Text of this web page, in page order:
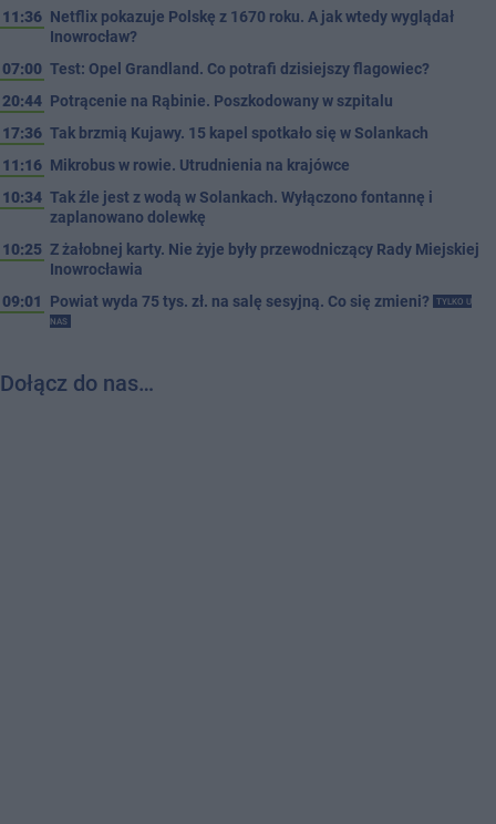
11:36 Netflix pokazuje Polskę z 1670 roku. A jak wtedy wyglądał
Inowrocław?
07:00 Test: Opel Grandland. Co potrafi dzisiejszy flagowiec?
20:44 Potrącenie na Rąbinie. Poszkodowany w szpitalu
17:36 Tak brzmią Kujawy. 15 kapel spotkało się w Solankach
11:16 Mikrobus w rowie. Utrudnienia na krajówce
10:34 Tak źle jest z wodą w Solankach. Wyłączono fontannę i
zaplanowano dolewkę
10:25 Z żałobnej karty. Nie żyje były przewodniczący Rady Miejskiej
Inowrocławia
09:01
Powiat wyda 75 tys. zł. na salę sesyjną. Co się zmieni?
TYLKO U
NAS
Dołącz do nas…